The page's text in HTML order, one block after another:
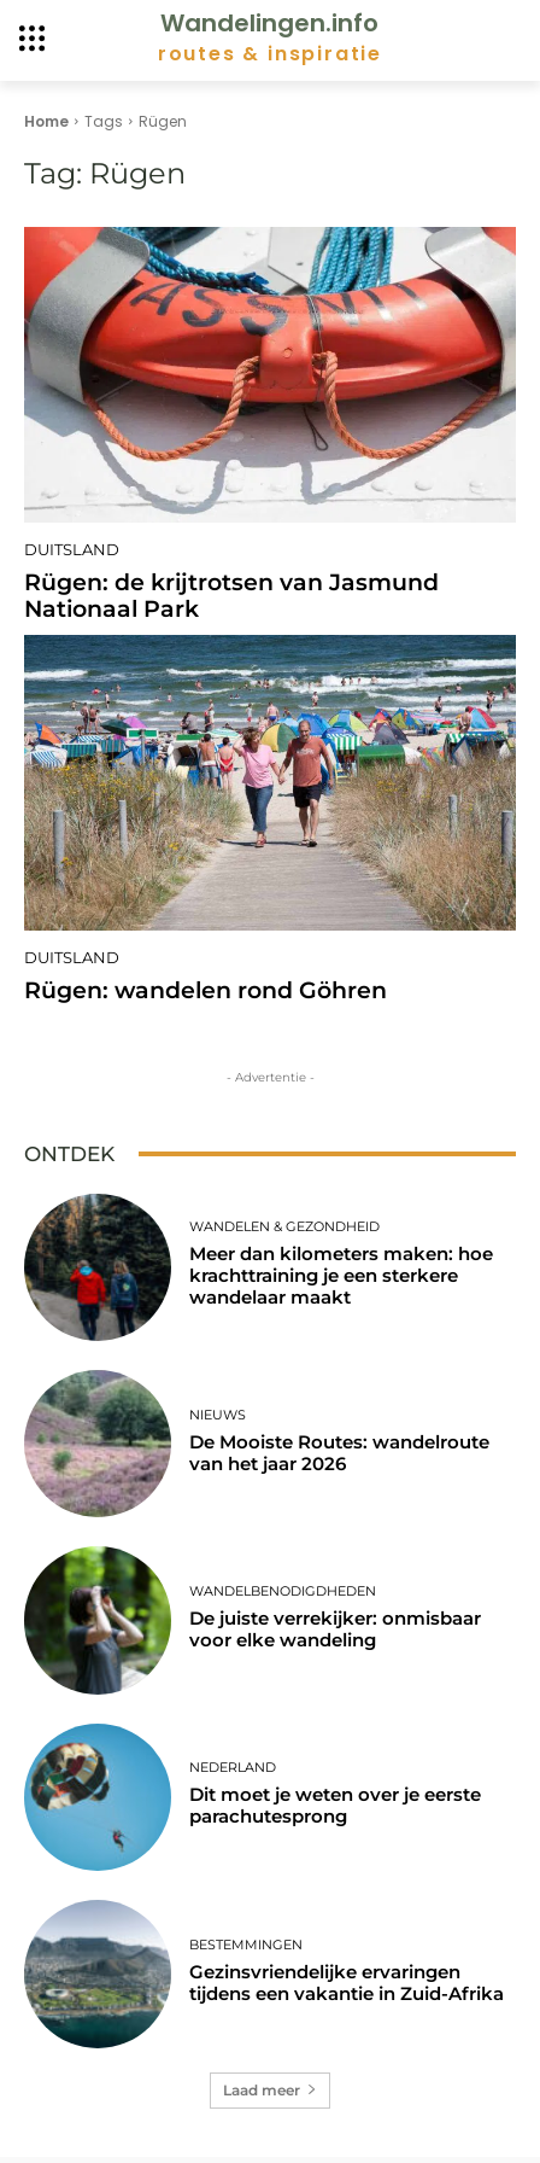
Wandelingen.info
routes & inspiratie
Home Tags Rügen
Tag: Rügen
DUITSLAND
Rügen: de krijtrotsen van Jasmund
Nationaal Park
DUITSLAND
Rügen: wandelen rond Göhren
- Advertentie -
ONTDEK
WANDELEN & GEZONDHEID
Meer dan kilometers maken: hoe
krachttraining je een sterkere
wandelaar maakt
NIEUWS
De Mooiste Routes: wandelroute
van het jaar 2026
WANDELBENODIGDHEDEN
De juiste verrekijker: onmisbaar
voor elke wandeling
NEDERLAND
Dit moet je weten over je eerste
parachutesprong
BESTEMMINGEN
Gezinsvriendelijke ervaringen
tijdens een vakantie in Zuid-Afrika
Laad meer